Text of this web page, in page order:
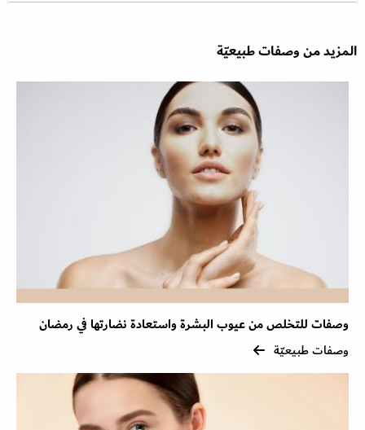
المزيد من وصفات طبيعيّة
وصفات للتخلص من عيوب البشرة واستعادة نضارتها في رمضان
وصفات طبيعيّة